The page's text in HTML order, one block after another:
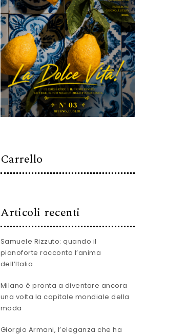
Carrello
Articoli recenti
Samuele Rizzuto: quando il
pianoforte racconta l’anima
dell’Italia
Milano è pronta a diventare ancora
una volta la capitale mondiale della
moda
Giorgio Armani, l’eleganza che ha